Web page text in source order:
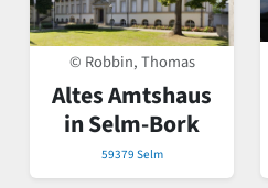
© Robbin, Thomas
Altes Amtshaus
in Selm-Bork
59379 Selm